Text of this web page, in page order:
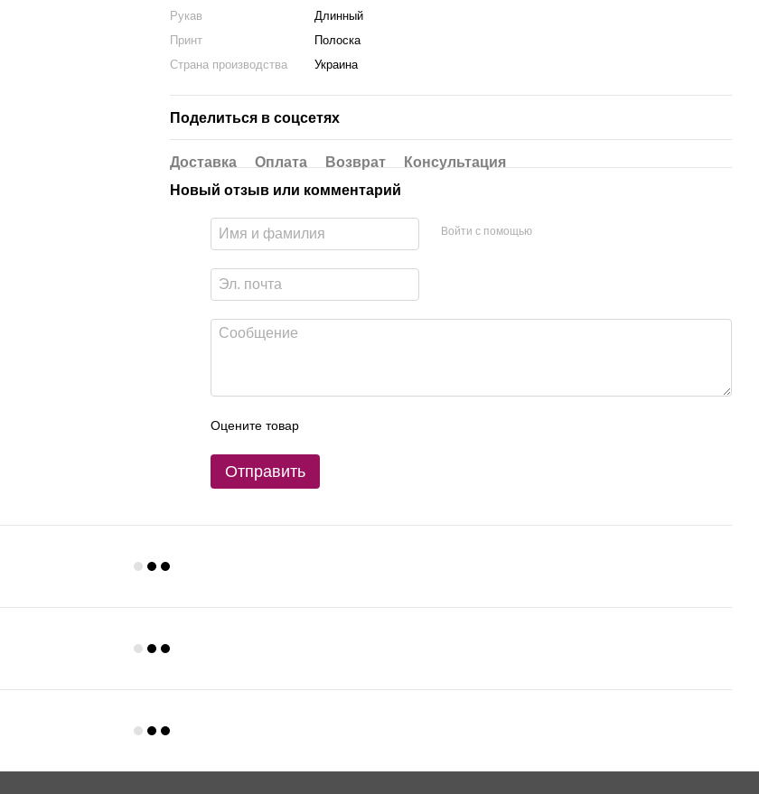
Рукав
Длинный
Принт
Полоска
Страна производства
Украина
Поделиться в соцсетях
Доставка Оплата Возврат
Консультация
Новый отзыв или комментарий
Войти с помощью
Оцените товар
Отправить